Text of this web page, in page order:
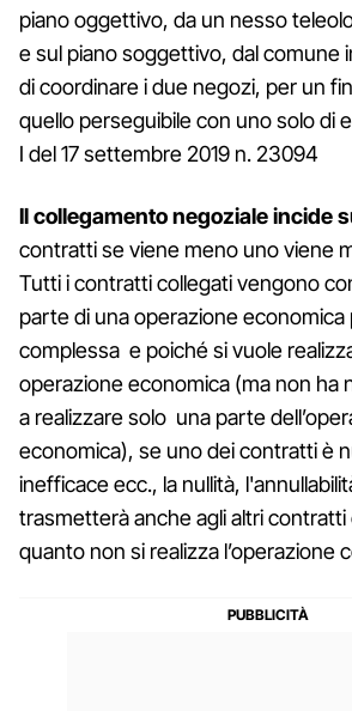
piano oggettivo, da un nesso
e sul piano soggettivo, dal comune
di coordinare i due negozi, per un
quello perseguibile con uno solo di
I del 17 settembre 2019 n. 23094
Il collegamento negoziale incide
contratti se viene meno uno viene
Tutti i contratti collegati vengono
parte di una operazione economica
complessa e poiché si vuole
operazione economica (ma non ha
a realizzare solo una parte
economica), se uno dei contratti è
inefficace ecc., la nullità,
trasmetterà anche agli altri contratti
quanto non si realizza l’operazione